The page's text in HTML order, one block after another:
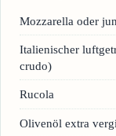
Mozzarella oder
Italienischer
crudo)
Rucola
Olivenöl extra